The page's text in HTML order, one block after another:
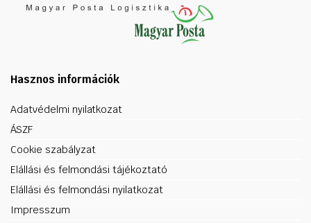
Hasznos információk
Adatvédelmi nyilatkozat
ÁSZF
Cookie szabályzat
Elállási és felmondási tájékoztató
Elállási és felmondási nyilatkozat
Impresszum